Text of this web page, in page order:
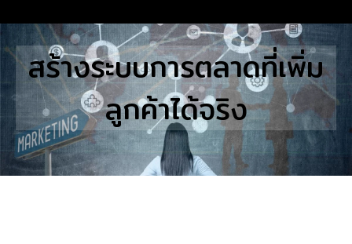
to
content
STUDIES
Search
for:สร้างระบบการตลาดที่เพิ่ม
ลูกค้าได้จริง